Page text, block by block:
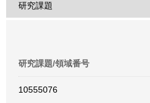
研究課題
研究課題/領域番号
10555076